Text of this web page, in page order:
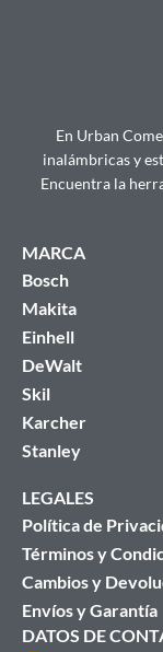
En Urban
inalámbricas y
Encuentra la
MARCA
Bosch
Makita
Einhell
DeWalt
Skil
Karcher
Stanley
LEGALES
Política de
Términos y
Cambios y
Envíos y Garantía
DATOS DE